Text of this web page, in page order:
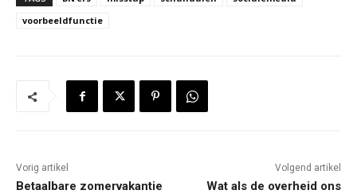
voorbeeldfunctie
Vorig artikel
Betaalbare zomervakantie
Volgend artikel
Wat als de overheid ons